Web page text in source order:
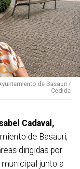
de Basauri /
Cedida
Cadaval,
de Basauri,
dirigidas por
junto a